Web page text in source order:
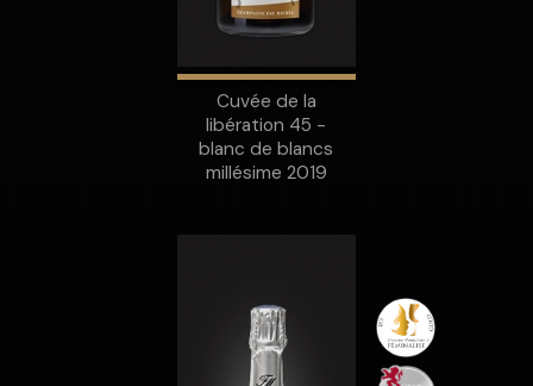
Cuvée de la
libération 45 -
blanc de blancs
millésime 2019